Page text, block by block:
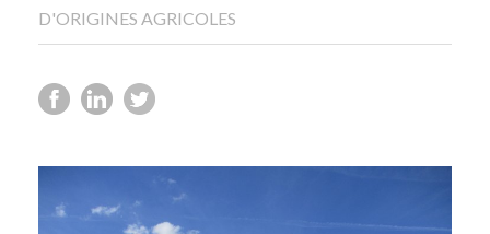
D'ORIGINES AGRICOLES